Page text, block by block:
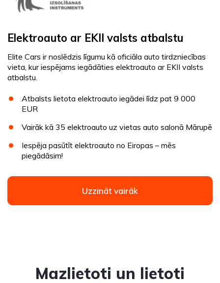
Elektroauto ar EKII valsts atbalstu
Elite Cars ir noslēdzis līgumu kā oficiāla auto tirdzniecības
vieta, kur iespējams iegādāties elektroauto ar EKII valsts
atbalstu.
Atbalsts lietota elektroauto iegādei līdz pat 9 000
EUR
Vairāk kā 35 elektroauto uz vietas auto salonā Mārupē
Iespēja pasūtīt elektroauto no Eiropas – mēs
piegādāsim!
Uzzināt vairāk
Mazlietoti un lietoti